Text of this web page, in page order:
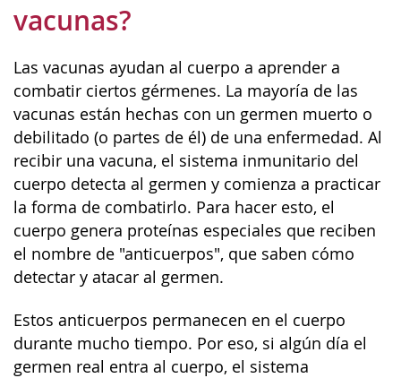
vacunas?
Las vacunas ayudan al cuerpo a aprender a
combatir ciertos gérmenes. La mayoría de las
vacunas están hechas con un germen muerto o
debilitado (o partes de él) de una enfermedad. Al
recibir una vacuna, el sistema inmunitario del
cuerpo detecta al germen y comienza a practicar
la forma de combatirlo. Para hacer esto, el
cuerpo genera proteínas especiales que reciben
el nombre de "anticuerpos", que saben cómo
detectar y atacar al germen.
Estos anticuerpos permanecen en el cuerpo
durante mucho tiempo. Por eso, si algún día el
germen real entra al cuerpo, el sistema